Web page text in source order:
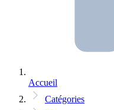
Accueil
Catégories